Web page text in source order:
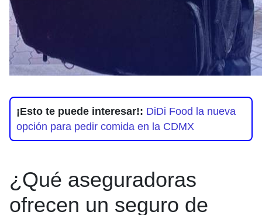
¡Esto te puede interesar!: DiDi Food la nueva
opción para pedir comida en la CDMX
¿Qué aseguradoras
ofrecen un seguro de